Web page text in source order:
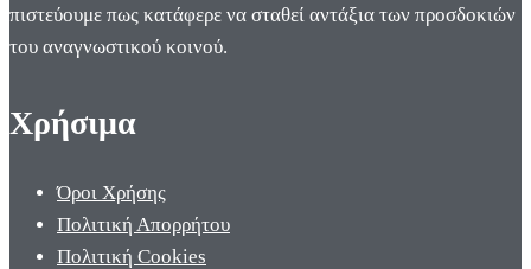
πιστεύουμε πως κατάφερε να σταθεί αντάξια των προσδοκιών
του αναγνωστικού κοινού.
Χρήσιμα
Όροι Χρήσης
Πολιτική Απορρήτου
Πολιτική Cookies